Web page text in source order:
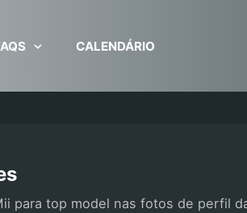
CALENDÁRIO
para top model nas fotos de perfil